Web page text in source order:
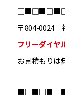
〒804-0024
フリーダイ
お見積もりは